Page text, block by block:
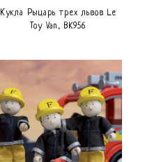
Кукла Рыцарь трех львов Le
Toy Van, BK956